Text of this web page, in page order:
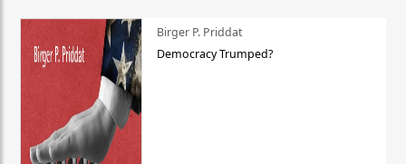
Birger P. Priddat
Democracy Trumped?